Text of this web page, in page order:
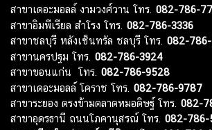
สาขาเดอะมอลล์ งามวงศ์วาน โทร. 082-786-
สาขาอิมพีเรียล สำโรง โทร. 082-786-3336
สาขาชลบุรี หลังเซ็นทรัล ชลบุรี โทร. 082-
สาขานครปฐม โทร. 082-786-3924
สาขาขอนแก่น โทร. 082-786-9528
สาขาเดอะมอลล์ โคราช โทร. 082-786-9787
สาขาระยอง ตรงข้ามตลาดหมอดิษฐ์ โทร. 082-
สาขาอุดรธานี ถนนโภคานุสรณ์ โทร. 082-786-